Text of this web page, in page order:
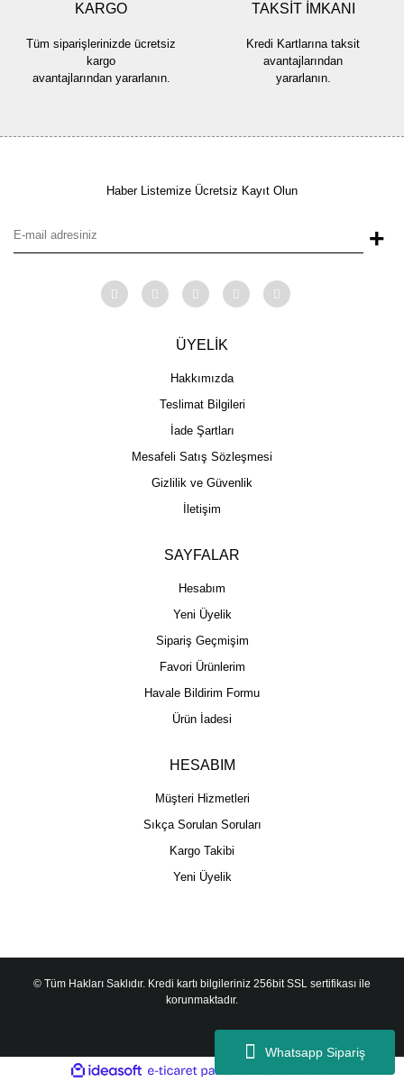
Whatsapp Sipariş
KARGO
Tüm siparişlerinizde ücretsiz
kargo
avantajlarından yararlanın.
TAKSİT İMKANI
Kredi Kartlarına taksit
avantajlarından
yararlanın.
Haber Listemize Ücretsiz Kayıt Olun
+
ÜYELİK
Hakkımızda
Teslimat Bilgileri
İade Şartları
Mesafeli Satış Sözleşmesi
Gizlilik ve Güvenlik
İletişim
SAYFALAR
Hesabım
Yeni Üyelik
Sipariş Geçmişim
Favori Ürünlerim
Havale Bildirim Formu
Ürün İadesi
HESABIM
Müşteri Hizmetleri
Sıkça Sorulan Soruları
Kargo Takibi
Yeni Üyelik
© Tüm Hakları Saklıdır. Kredi kartı bilgileriniz 256bit SSL sertifikası ile
korunmaktadır.
ideasoft